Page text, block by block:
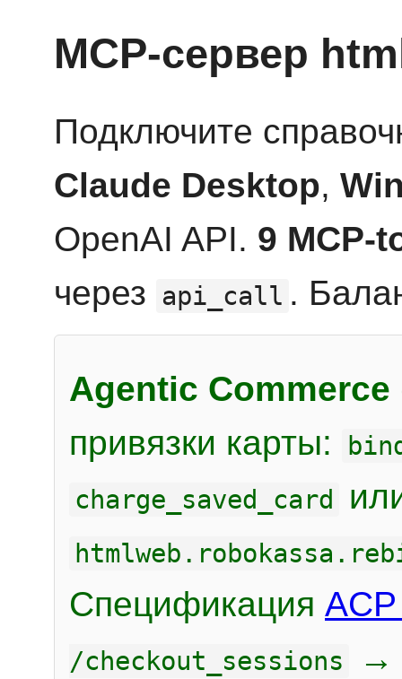
MCP-сервер
Подключите
Claude Desktop,
OpenAI API. 9 MCP-
через api_call .
Agentic Commerce
привязки карты:
charge_saved_card
Спецификация
/checkout_sessions